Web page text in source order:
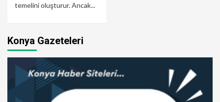
temelini oluşturur. Ancak...
Konya Gazeteleri